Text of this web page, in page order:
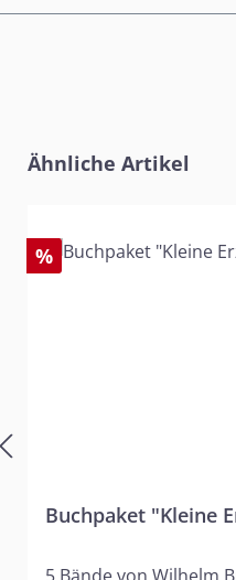
Produktgalerie
Ähnliche Artikel
%
Buchpaket "Kleine